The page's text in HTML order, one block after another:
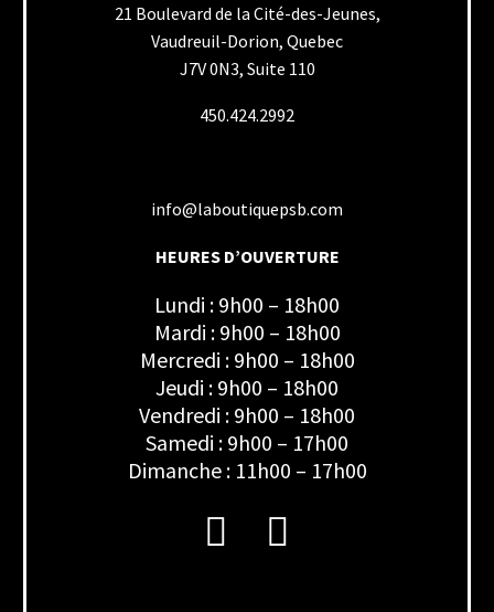
21 Boulevard de la Cité-des-Jeunes,
Vaudreuil-Dorion, Quebec
J7V 0N3, Suite 110
450.424.2992
info@laboutiquepsb.com
HEURES D’OUVERTURE
Lundi : 9h00 – 18h00
Mardi : 9h00 – 18h00
Mercredi : 9h00 – 18h00
Jeudi : 9h00 – 18h00
Vendredi : 9h00 – 18h00
Samedi : 9h00 – 17h00
Dimanche : 11h00 – 17h00